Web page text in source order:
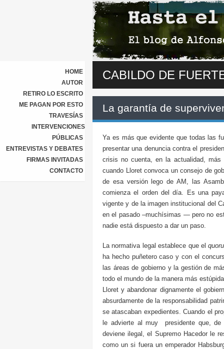
HOME
AUTOR
RETIRO LO ESCRITO
ME PAGAN POR ESTO
TRAVESÍAS
INTERVENCIONES
PÚBLICAS
ENTREVISTAS Y DEBATES
FIRMAS INVITADAS
CONTACTO
CABILDO DE
La garantía de
Ya es más que evidente que todas las
presentar una denuncia contra el
crisis no cuenta, en la actualidad,
cuando Lloret convoca un consejo de
de esa versión lego de AM, las
comienza el orden del día. Es una
vigente y de la imagen institucional del
en el pasado –muchísimas — pero no
nadie está dispuesto a dar un paso.
La normativa legal establece que el
ha hecho puñetero caso y con el
las áreas de gobierno y la gestión de
todo el mundo de la manera más
Lloret y abandonar dignamente el
absurdamente de la responsabilidad
se atascaban expedientes. Cuando el
le advierte al muy presidente que, de
deviene ilegal, el Supremo Hacedor le
como un si fuera un emperador